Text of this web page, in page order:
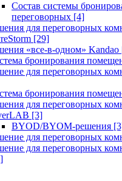
Состав системы
переговорных [4]
для переговорных
[29]
«все-в-одном» Kandao
бронирования
для переговорных
бронирования
для переговорных
[3]
BYOD/BYOM-решения
для переговорных
для переговорных